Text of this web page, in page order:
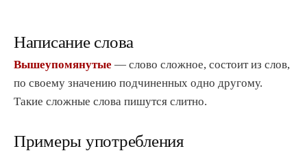
Написание слова
Вышеупомянутые — слово сложное, состоит из слов,
по своему значению подчиненных одно другому.
Такие сложные слова пишутся слитно.
Примеры употребления